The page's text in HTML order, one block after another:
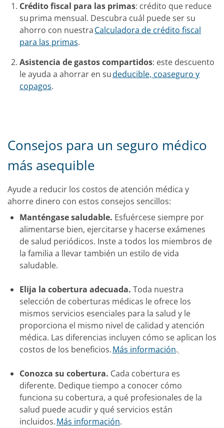
Crédito fiscal para las primas: crédito que reduce
suprima mensual. Descubra cuál puede ser su
ahorro con nuestraCalculadora de crédito fiscal
para las primas.
Asistencia de gastos compartidos: este descuento
le ayuda a ahorrar en sudeducible, coaseguro y
copagos.
Consejos para un seguro médico
más asequible
Ayude a reducir los costos de atención médica y
ahorre dinero con estos consejos sencillos:
Manténgase saludable. Esfuércese siempre por
alimentarse bien, ejercitarse y hacerse exámenes
de salud periódicos. Inste a todos los miembros de
la familia a llevar también un estilo de vida
saludable.
Elija la cobertura adecuada. Toda nuestra
selección de coberturas médicas le ofrece los
mismos servicios esenciales para la salud y le
proporciona el mismo nivel de calidad y atención
médica. Las diferencias incluyen cómo se aplican los
costos de los beneficios.Más información.
Conozca su cobertura. Cada cobertura es
diferente. Dedique tiempo a conocer cómo
funciona su cobertura, a qué profesionales de la
salud puede acudir y qué servicios están
incluidos.Más información.